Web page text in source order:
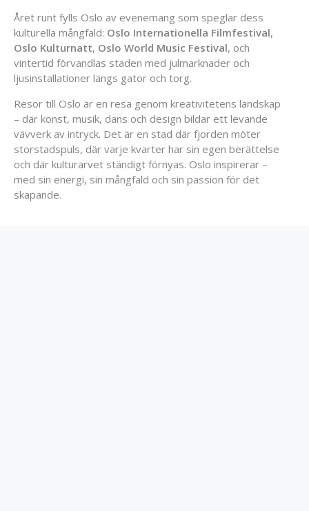
Året runt fylls Oslo av evenemang som speglar dess
kulturella mångfald: Oslo Internationella Filmfestival,
Oslo Kulturnatt, Oslo World Music Festival, och
vintertid förvandlas staden med julmarknader och
ljusinstallationer längs gator och torg.
Resor till Oslo är en resa genom kreativitetens landskap
– där konst, musik, dans och design bildar ett levande
vävverk av intryck. Det är en stad där fjorden möter
storstadspuls, där varje kvarter har sin egen berättelse
och där kulturarvet ständigt förnyas. Oslo inspirerar –
med sin energi, sin mångfald och sin passion för det
skapande.